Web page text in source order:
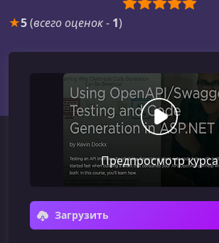
★5(всего оценок- 1)
Предпросмотр курса
Загрузить